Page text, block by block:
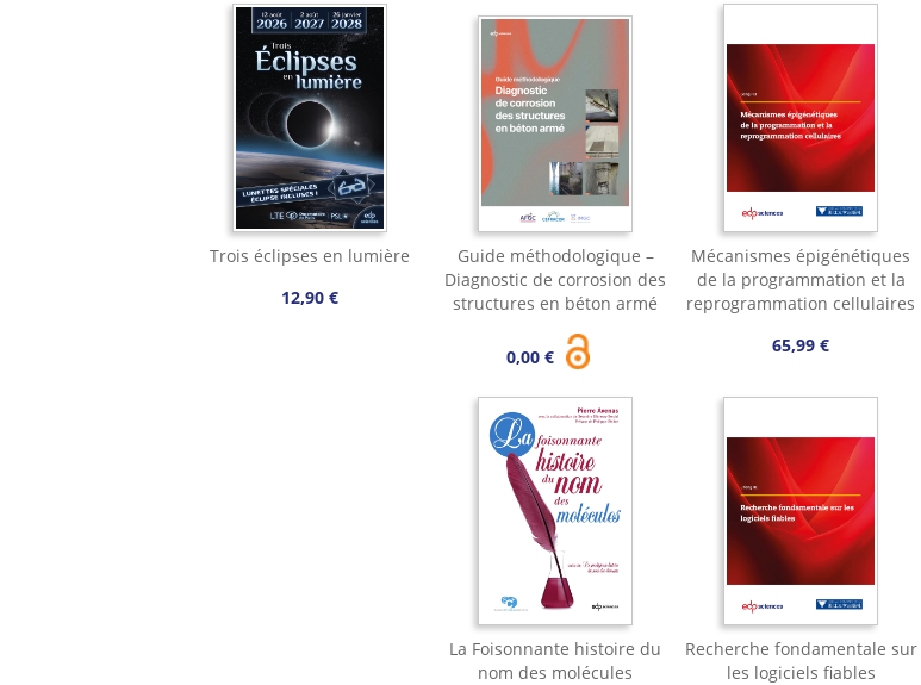
Trois éclipses en lumière
12,90 €
Guide méthodologique –
Diagnostic de corrosion des
structures en béton armé
0,00 €
Mécanismes épigénétiques
de la programmation et la
reprogrammation cellulaires
65,99 €
La Foisonnante histoire du
nom des molécules
Recherche fondamentale sur
les logiciels fiables